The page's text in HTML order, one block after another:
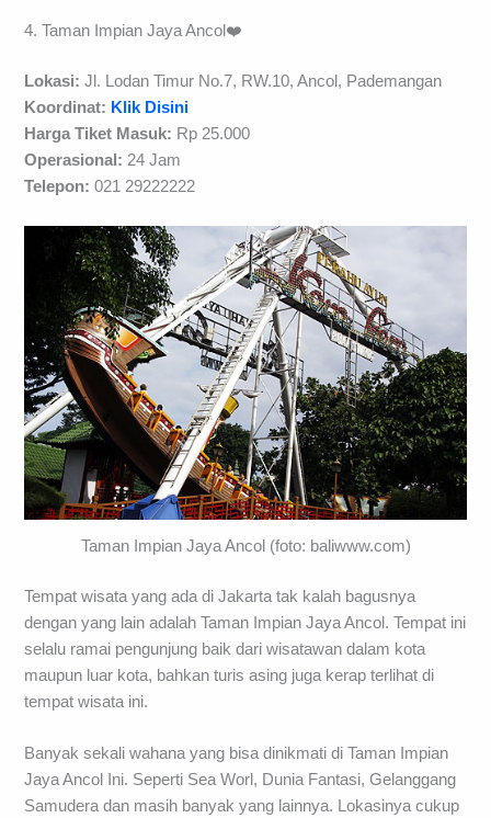
4. Taman Impian Jaya Ancol❤️
Lokasi:Jl. Lodan Timur No.7, RW.10, Ancol, Pademangan
Koordinat: Klik Disini
Harga Tiket Masuk: Rp 25.000
Operasional:24 Jam
Telepon:021 29222222
Taman Impian Jaya Ancol (foto: baliwww.com)
Tempat wisata yang ada di Jakarta tak kalah bagusnya
dengan yang lain adalah Taman Impian Jaya Ancol. Tempat ini
selalu ramai pengunjung baik dari wisatawan dalam kota
maupun luar kota, bahkan turis asing juga kerap terlihat di
tempat wisata ini.
Banyak sekali wahana yang bisa dinikmati di Taman Impian
Jaya Ancol Ini. Seperti Sea Worl, Dunia Fantasi, Gelanggang
Samudera dan masih banyak yang lainnya. Lokasinya cukup